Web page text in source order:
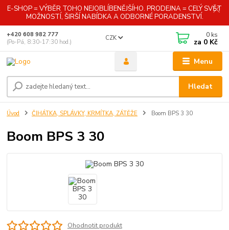
E-SHOP = VÝBĚR TOHO NEJOBLÍBENĚJŠÍHO. PRODEJNA = CELÝ SVĚT
MOŽNOSTÍ, ŠIRŠÍ NABÍDKA A ODBORNÉ PORADENSTVÍ.
Menu
CZK
Hledat
+420 608 982 777
(Po-Pá, 8:30-17:30 hod.)
0 ks
za 0 Kč
Úvod ČIHÁTKA, SPLÁVKY, KRMÍTKA, ZÁTĚŽE Boom BPS 3 30
Boom BPS 3 30
Ohodnotit produkt